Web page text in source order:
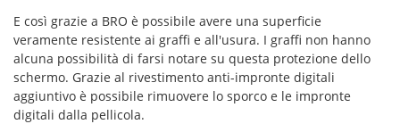
E così grazie a BRO è possibile avere una superficie
veramente resistente ai graffi e all'usura. I graffi non hanno
alcuna possibilità di farsi notare su questa protezione dello
schermo. Grazie al rivestimento anti-impronte digitali
aggiuntivo è possibile rimuovere lo sporco e le impronte
digitali dalla pellicola.